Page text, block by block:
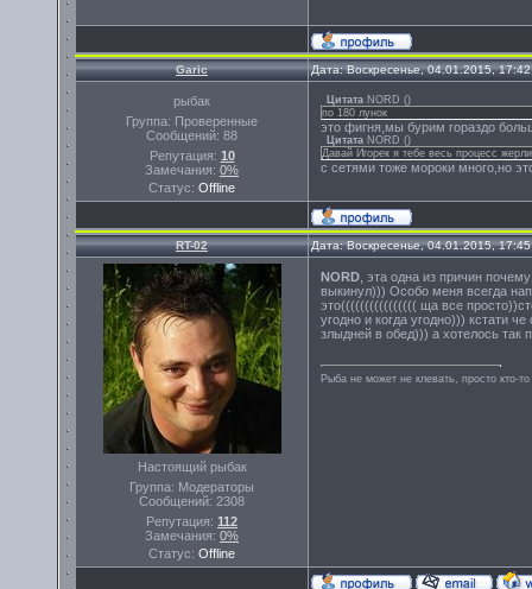
Garic Дата: Воскресенье, 04.01.2015,
рыбак
Группа: Проверенные
Сообщений: 88
Репутация: 10
Замечания: 0%
Статус: Offline
Цитата NORD ()
по 180 лунок
это фигня,мы бурим гораздо
Цитата NORD ()
Давай Игорек я тебе весь процесс
с сетями тоже мороки много,но
RT-02 Дата: Воскресенье, 04.01.2015,
Настоящий рыбак
Группа: Модераторы
Сообщений: 2308
Репутация: 112
Замечания: 0%
Статус: Offline
NORD , эта одна из причин
выкинул))) Особо меня всегда
это(((((((((((((((( ща все
угодно и когда угодно))) кстати
злыдней в обед))) а хотелось так
Рыба не может не клевать, просто кто-